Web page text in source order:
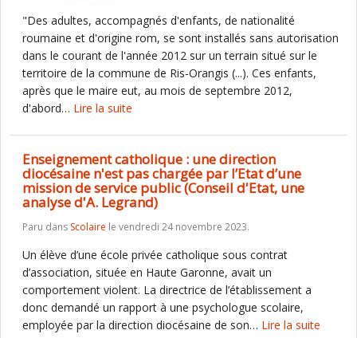
"Des adultes, accompagnés d'enfants, de nationalité
roumaine et d'origine rom, se sont installés sans autorisation
dans le courant de l'année 2012 sur un terrain situé sur le
territoire de la commune de Ris-Orangis (...). Ces enfants,
après que le maire eut, au mois de septembre 2012,
d'abord… Lire la suite
Enseignement catholique : une direction
diocésaine n'est pas chargée par l’Etat d’une
mission de service public (Conseil d'Etat, une
analyse d'A. Legrand)
Paru dans Scolaire le vendredi 24 novembre 2023.
Un élève d’une école privée catholique sous contrat
d’association, située en Haute Garonne, avait un
comportement violent. La directrice de l’établissement a
donc demandé un rapport à une psychologue scolaire,
employée par la direction diocésaine de son… Lire la suite